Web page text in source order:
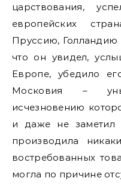
царствования,
европейских
Пруссию, Голландию
что он увидел,
Европе, убедило
Московия –
исчезновению
и даже не заметил
производила
востребованных
могла по причине